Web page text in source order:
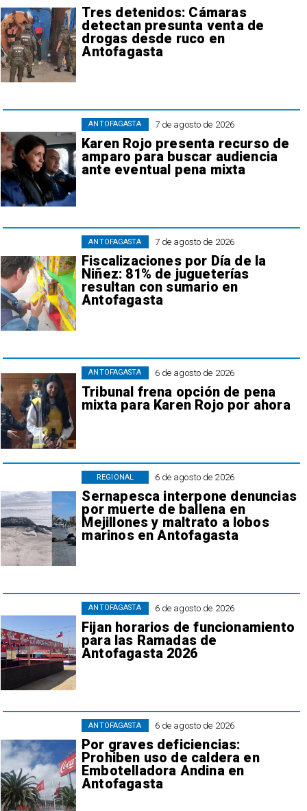
Tres detenidos: Cámaras
detectan presunta venta de
drogas desde ruco en
Antofagasta
7 de agosto de 2026
Karen Rojo presenta recurso de
amparo para buscar audiencia
ante eventual pena mixta
ANTOFAGASTA
7 de agosto de 2026
Fiscalizaciones por Día de la
Niñez: 81% de jugueterías
resultan con sumario en
Antofagasta
ANTOFAGASTA
6 de agosto de 2026
Tribunal frena opción de pena
mixta para Karen Rojo por ahora
ANTOFAGASTA
6 de agosto de 2026
Sernapesca interpone denuncias
por muerte de ballena en
Mejillones y maltrato a lobos
marinos en Antofagasta
REGIONAL
6 de agosto de 2026
Fijan horarios de funcionamiento
para las Ramadas de
Antofagasta 2026
ANTOFAGASTA
6 de agosto de 2026
Por graves deficiencias:
Prohiben uso de caldera en
Embotelladora Andina en
Antofagasta
ANTOFAGASTA